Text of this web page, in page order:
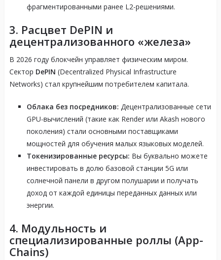
фрагментированными ранее L2-решениями.
3. Расцвет DePIN и
децентрализованного «железа»
В 2026 году блокчейн управляет физическим миром.
Сектор DePIN (Decentralized Physical Infrastructure
Networks) стал крупнейшим потребителем капитала.
Облака без посредников: Децентрализованные сети
GPU-вычислений (такие как Render или Akash нового
поколения) стали основными поставщиками
мощностей для обучения малых языковых моделей.
Токенизированные ресурсы: Вы буквально можете
инвестировать в долю базовой станции 5G или
солнечной панели в другом полушарии и получать
доход от каждой единицы переданных данных или
энергии.
4. Модульность и
специализированные роллы (App-
Chains)